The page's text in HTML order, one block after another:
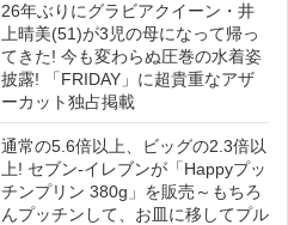
26年ぶりにグラビアクイーン・井
上晴美(51)が3児の母になって帰っ
てきた! 今も変わらぬ圧巻の水着姿
披露! 「FRIDAY」に超貴重なアザ
ーカット独占掲載
通常の5.6倍以上、ビッグの2.3倍以
上! セブン‐イレブンが「Happyプッ
チンプリン 380g」を販売～もちろ
んプッチンして、お皿に移してプル